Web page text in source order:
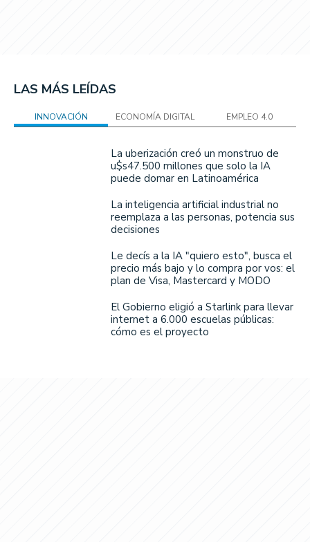
LAS MÁS LEÍDAS
INNOVACIÓN ECONOMÍA DIGITAL EMPLEO 4.0
La uberización creó un monstruo de
u$s47.500 millones que solo la IA
puede domar en Latinoamérica
La inteligencia artificial industrial no
reemplaza a las personas, potencia sus
decisiones
Le decís a la IA "quiero esto", busca el
precio más bajo y lo compra por vos: el
plan de Visa, Mastercard y MODO
El Gobierno eligió a Starlink para llevar
internet a 6.000 escuelas públicas:
cómo es el proyecto